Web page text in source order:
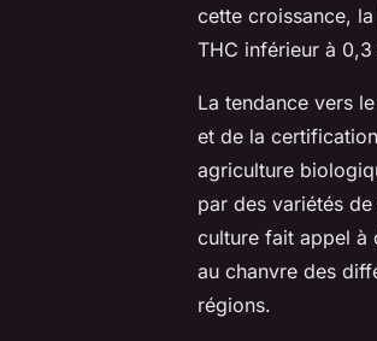
cette croissance,
THC inférieur à
La tendance vers le
et de la
agriculture
par des variétés
culture fait appel à
au chanvre des
régions.